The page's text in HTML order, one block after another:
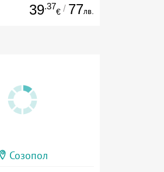
39.37
€ / 77лв.
Созопол